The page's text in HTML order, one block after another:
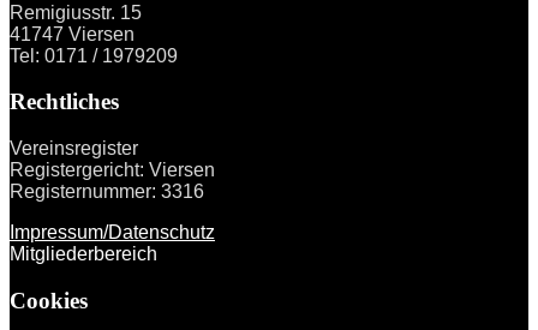
Remigiusstr. 15
41747 Viersen
Tel: 0171 / 1979209
Rechtliches
Vereinsregister
Registergericht: Viersen
Registernummer: 3316
Impressum/Datenschutz
Mitgliederbereich
Cookies